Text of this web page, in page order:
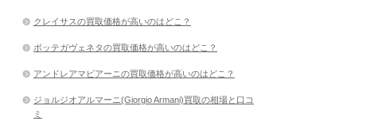
クレイサスの買取価格が高いのはどこ？
ボッテガヴェネタの買取価格が高いのはどこ？
アンドレアマビアーニの買取価格が高いのはどこ？
ジョルジオアルマーニ(Giorgio Armani)買取の相場と口コ
ミ